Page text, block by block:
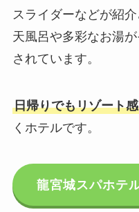
スライダーなどが紹
天風呂や多彩なお湯
されています。
日帰りでもリゾート
くホテルです。
龍宮城スパホテ